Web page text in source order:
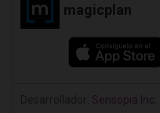
magicplan
Sensopia Inc.